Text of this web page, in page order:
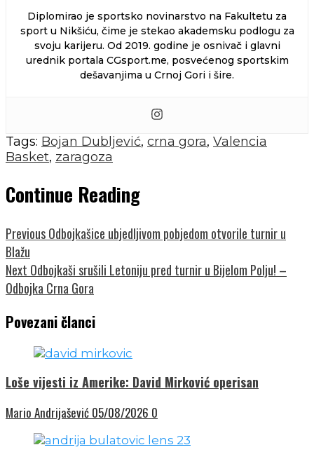
Diplomirao je sportsko novinarstvo na Fakultetu za
sport u Nikšiću, čime je stekao akademsku podlogu za
svoju karijeru. Od 2019. godine je osnivač i glavni
urednik portala CGsport.me, posvećenog sportskim
dešavanjima u Crnoj Gori i šire.
Tags: Bojan Dubljević, crna gora, Valencia
Basket, zaragoza
Continue Reading
PreviousOdbojkašice ubjedljivom pobjedom otvorile turnir u
Blažu
Next Odbojkaši srušili Letoniju pred turnir u Bijelom Polju! –
Odbojka Crna Gora
Povezani članci
Loše vijesti iz Amerike: David Mirković operisan
Mario Andrijašević 05/08/2026 0